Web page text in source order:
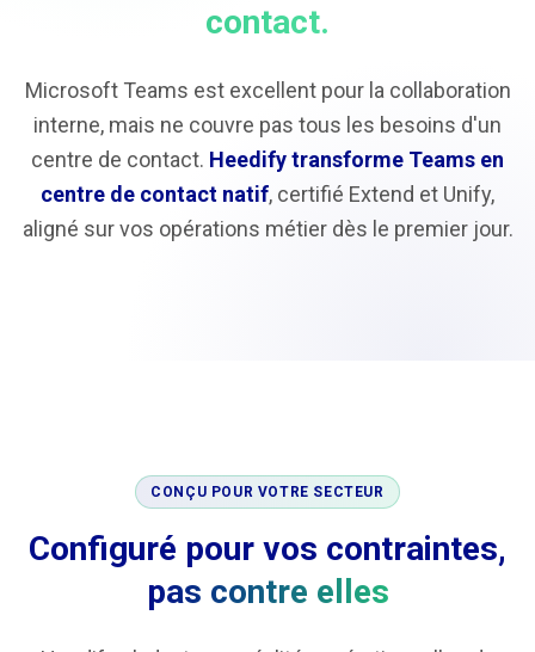
contact.
Microsoft Teams est excellent pour la collaboration
interne, mais ne couvre pas tous les besoins d'un
centre de contact. Heedify transforme Teams en
centre de contact natif, certifié Extend et Unify,
aligné sur vos opérations métier dès le premier jour.
CONÇU POUR VOTRE SECTEUR
Configuré pour vos contraintes,
pas contre elles